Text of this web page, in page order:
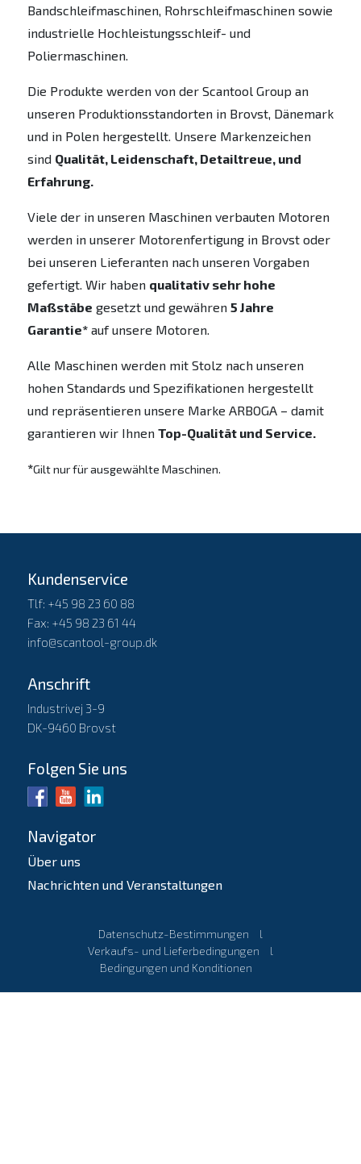
Bandschleifmaschinen, Rohrschleifmaschinen sowie
industrielle Hochleistungsschleif- und
Poliermaschinen.
Die Produkte werden von der Scantool Group an
unseren Produktionsstandorten in Brovst, Dänemark
und in Polen hergestellt. Unsere Markenzeichen
sind Qualität, Leidenschaft, Detailtreue, und
Erfahrung.
Viele der in unseren Maschinen verbauten Motoren
werden in unserer Motorenfertigung in Brovst oder
bei unseren Lieferanten nach unseren Vorgaben
gefertigt. Wir haben qualitativ sehr hohe
Maßstäbe gesetzt und gewähren 5 Jahre
Garantie*auf unsere Motoren.
Alle Maschinen werden mit Stolz nach unseren
hohen Standards und Spezifikationen hergestellt
und repräsentieren unsere Marke ARBOGA – damit
garantieren wir Ihnen Top-Qualität und Service.
*Gilt nur für ausgewählte Maschinen.
Kundenservice
Tlf: +45 98 23 60 88
Fax: +45 98 23 61 44
info@scantool-group.dk
Anschrift
Industrivej 3-9
DK-9460 Brovst
Folgen Sie uns
Navigator
Über uns
Nachrichten und Veranstaltungen
Datenschutz-Bestimmungen
l
Verkaufs- und Lieferbedingungen
l
Bedingungen und Konditionen